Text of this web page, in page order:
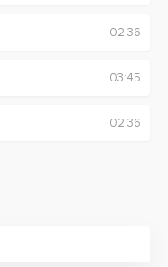
02:36
03:45
02:36